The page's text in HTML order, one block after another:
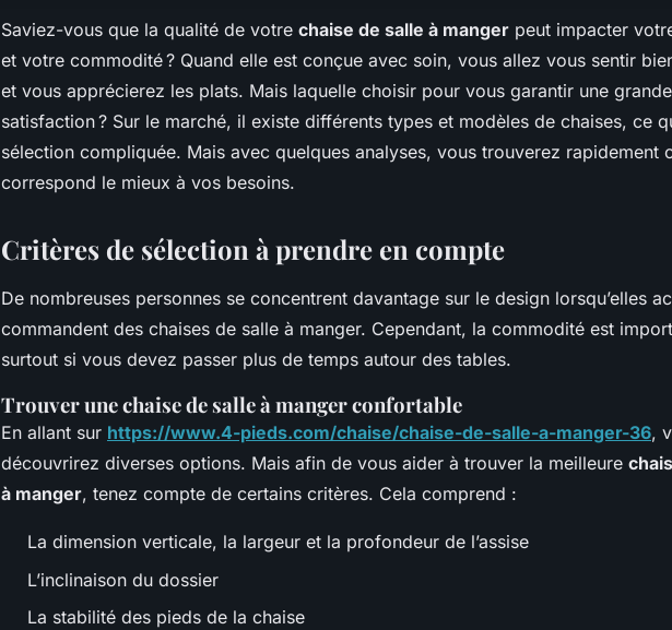
Saviez-vous que la qualité de votre chaise de salle à manger peut impacter
et votre commodité ? Quand elle est conçue avec soin, vous allez vous sentir
et vous apprécierez les plats. Mais laquelle choisir pour vous garantir une grande
satisfaction ? Sur le marché, il existe différents types et modèles de chaises, ce
sélection compliquée. Mais avec quelques analyses, vous trouverez rapidement
correspond le mieux à vos besoins.
Critères de sélection à prendre en compte
De nombreuses personnes se concentrent davantage sur le design lorsqu’elles
commandent des chaises de salle à manger. Cependant, la commodité est
surtout si vous devez passer plus de temps autour des tables.
Trouver une chaise de salle à manger confortable
En allant sur https://www.4-pieds.com/chaise/chaise-de-salle-a-manger-36,
découvrirez diverses options. Mais afin de vous aider à trouver la meilleure
à manger, tenez compte de certains critères. Cela comprend :
La dimension verticale, la largeur et la profondeur de l’assise
L’inclinaison du dossier
La stabilité des pieds de la chaise